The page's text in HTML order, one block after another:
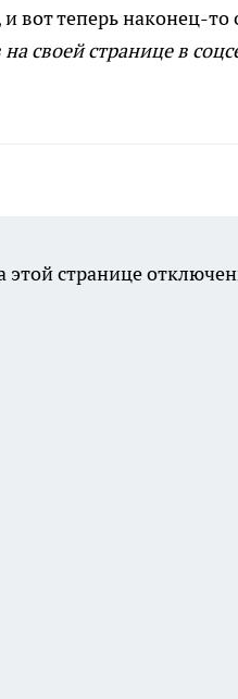
вот теперь наконец-
своей странице в
странице